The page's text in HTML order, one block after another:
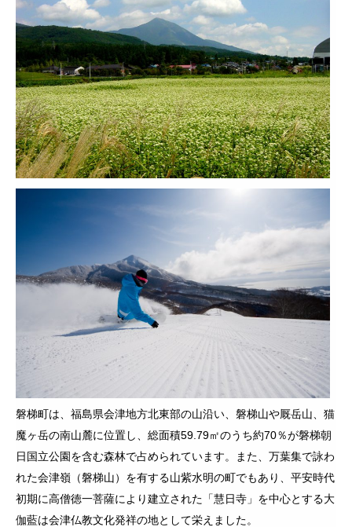
磐梯町は、福島県会津地方北東部の山沿い、磐梯山や厩岳山、猫
魔ヶ岳の南山麓に位置し、総面積59.79㎡のうち約70％が磐梯朝
日国立公園を含む森林で占められています。また、万葉集で詠わ
れた会津嶺（磐梯山）を有する山紫水明の町でもあり、平安時代
初期に高僧徳一菩薩により建立された「慧日寺」を中心とする大
伽藍は会津仏教文化発祥の地として栄えました。